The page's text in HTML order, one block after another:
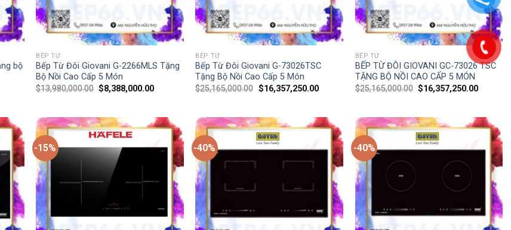
bộ
BẾP TỪ
Bếp Từ Đôi Giovani G-2266MLS Tặng
Bộ Nồi Cao Cấp 5 Món
$13,980,000.00 $8,388,000.00
BẾP TỪ
Bếp Từ Đôi Giovani G-73026TSC
Tặng Bộ Nồi Cao Cấp 5 Món
$25,165,000.00 $16,357,250.00
BẾP TỪ
BẾP TỪ ĐÔI GIOVANI GC-73026 TSC
TẶNG BỘ NỒI CAO CẤP 5 MÓN
$25,165,000.00 $16,357,250.00
-15% -40% -40%